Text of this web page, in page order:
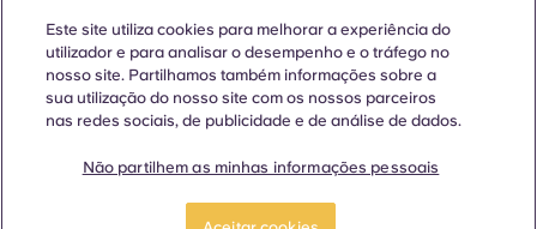
Contactar-nos
Sempre que palavras que denotam um género específico
forem exibidas neste site, elas se aplicam a todos,
Este site utiliza cookies para melhorar a experiência do
utilizador e para analisar o desempenho e o tráfego no
nosso site. Partilhamos também informações sobre a
sua utilização do nosso site com os nossos parceiros
nas redes sociais, de publicidade e de análise de dados.
Não partilhem as minhas informações pessoais